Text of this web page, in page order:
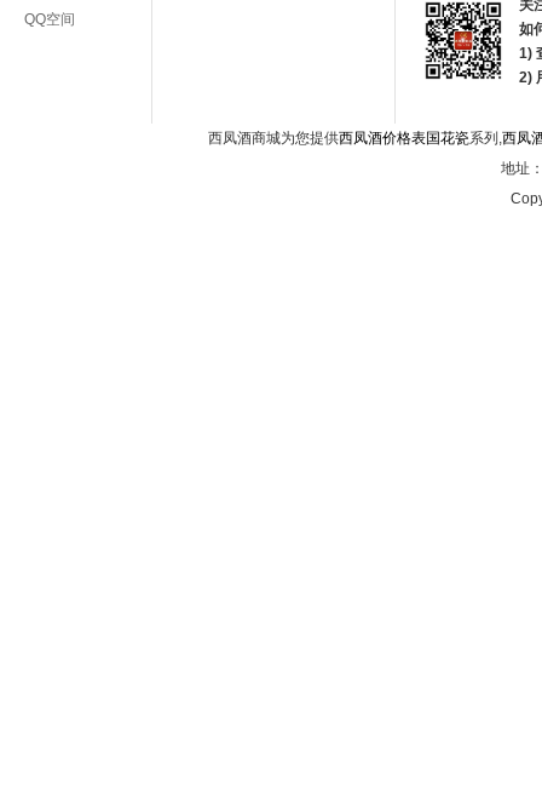
QQ空间
关
如
1)
2)
西凤酒商城为您提供西凤酒价格表国花瓷系列,西凤
地址